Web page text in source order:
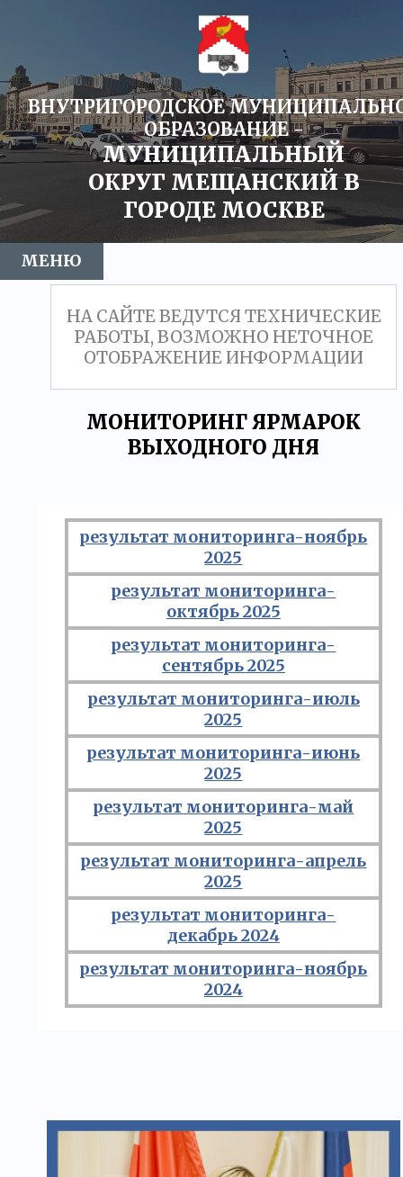
ВНУТРИГОРОДСКОЕ
ОБРАЗОВАНИЕ -
МУНИЦИПАЛЬНЫЙ
ОКРУГ МЕЩАНСКИЙ В
ГОРОДЕ МОСКВЕ
НОВОСТИ
МУНИЦИПАЛЬНЫЙ ОКРУГ
СОВЕТ ДЕПУТАТОВ
АДМИНИСТРАЦИЯ
ПРОТИВОДЕЙСТВИЕ КОРРУПЦИИ
ЭЛЕКТРОННАЯ ПРИЕМНАЯ
ГАЗЕТА
МЕНЮ
НА САЙТЕ ВЕДУТСЯ ТЕХНИЧЕСКИЕ
РАБОТЫ, ВОЗМОЖНО НЕТОЧНОЕ
ОТОБРАЖЕНИЕ ИНФОРМАЦИИ
МОНИТОРИНГ ЯРМАРОК
ВЫХОДНОГО ДНЯ
результат мониторинга-ноябрь
2025
результат мониторинга-
октябрь 2025
результат мониторинга-
сентябрь 2025
результат мониторинга-июль
2025
результат мониторинга-июнь
2025
результат мониторинга-май
2025
результат мониторинга-апрель
2025
результат мониторинга-
декабрь 2024
результат мониторинга-ноябрь
2024